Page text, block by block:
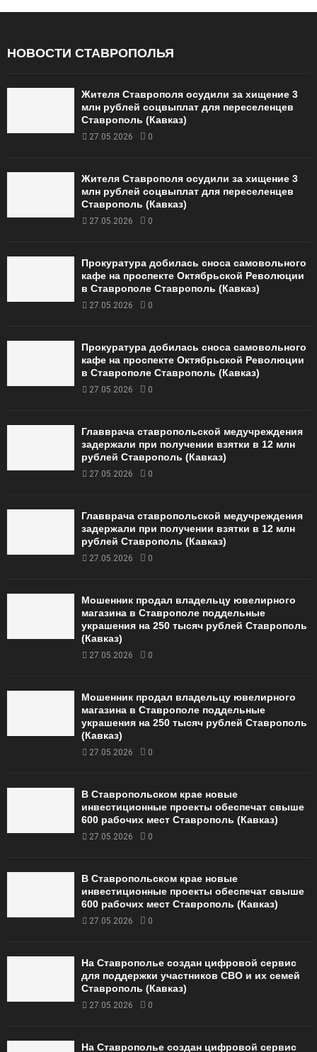
НОВОСТИ СТАВРОПОЛЬЯ
Жителя Ставрополя осудили за хищение 3
млн рублей соцвыплат для переселенцев
Ставрополь (Кавказ)
27.05.2026 0
Жителя Ставрополя осудили за хищение 3
млн рублей соцвыплат для переселенцев
Ставрополь (Кавказ)
27.05.2026 0
Прокуратура добилась сноса самовольного
кафе на проспекте Октябрьской Революции
в Ставрополе Ставрополь (Кавказ)
27.05.2026 0
Прокуратура добилась сноса самовольного
кафе на проспекте Октябрьской Революции
в Ставрополе Ставрополь (Кавказ)
27.05.2026 0
Главврача ставропольской медучреждения
задержали при получении взятки в 12 млн
рублей Ставрополь (Кавказ)
27.05.2026 0
Главврача ставропольской медучреждения
задержали при получении взятки в 12 млн
рублей Ставрополь (Кавказ)
27.05.2026 0
Мошенник продал владельцу ювелирного
магазина в Ставрополе поддельные
украшения на 250 тысяч рублей Ставрополь
(Кавказ)
27.05.2026 0
Мошенник продал владельцу ювелирного
магазина в Ставрополе поддельные
украшения на 250 тысяч рублей Ставрополь
(Кавказ)
27.05.2026 0
В Ставропольском крае новые
инвестиционные проекты обеспечат свыше
600 рабочих мест Ставрополь (Кавказ)
27.05.2026 0
В Ставропольском крае новые
инвестиционные проекты обеспечат свыше
600 рабочих мест Ставрополь (Кавказ)
27.05.2026 0
На Ставрополье создан цифровой сервис
для поддержки участников СВО и их семей
Ставрополь (Кавказ)
27.05.2026 0
На Ставрополье создан цифровой сервис